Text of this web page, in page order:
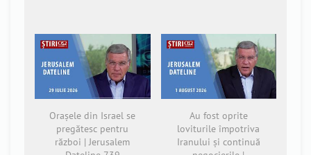
Orașele din Israel se
pregătesc pentru
război | Jerusalem
Au fost oprite
loviturile împotriva
Iranului și continuă